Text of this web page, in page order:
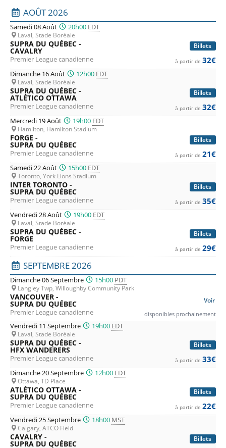
Liste des prochains matchs : Supra du Québec.
AOÛT 2026
Samedi 08 Août 20h00 EDT
Laval, Stade Boréale
Billets
SUPRA DU QUÉBEC -
CAVALRY
Premier League canadienne à partir de 32€
Dimanche 16 Août 12h00 EDT
Laval, Stade Boréale
Billets
SUPRA DU QUÉBEC -
ATLÉTICO OTTAWA
Premier League canadienne à partir de 32€
Mercredi 19 Août 19h00 EDT
Hamilton, Hamilton Stadium
Billets
FORGE -
SUPRA DU QUÉBEC
Premier League canadienne à partir de 21€
Samedi 22 Août 15h00 EDT
Toronto, York Lions Stadium
Billets
INTER TORONTO -
SUPRA DU QUÉBEC
Premier League canadienne à partir de 35€
Vendredi 28 Août 19h00 EDT
Laval, Stade Boréale
Billets
SUPRA DU QUÉBEC -
FORGE
Premier League canadienne à partir de 29€
SEPTEMBRE 2026
Dimanche 06 Septembre 15h00 PDT
Langley Twp, Willoughby Community Park
Voir
VANCOUVER -
SUPRA DU QUÉBEC
Premier League canadienne disponibles prochainement
Vendredi 11 Septembre 19h00 EDT
Laval, Stade Boréale
Billets
SUPRA DU QUÉBEC -
HFX WANDERERS
Premier League canadienne à partir de 33€
Dimanche 20 Septembre 12h00 EDT
Ottawa, TD Place
Billets
ATLÉTICO OTTAWA -
SUPRA DU QUÉBEC
Premier League canadienne à partir de 22€
Vendredi 25 Septembre 18h00 MST
Calgary, ATCO Field
Billets
CAVALRY -
SUPRA DU QUÉBEC